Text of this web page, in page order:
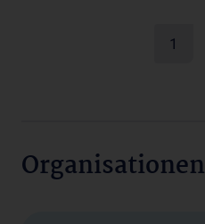
1
Organisationen